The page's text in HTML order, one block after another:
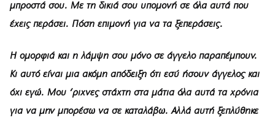
μπροστά σου. Με τη δικιά σου υπομονή σε όλα αυτά που
έχεις περάσει. Πόση επιμονή για να τα ξεπεράσεις.
Η ομορφιά και η λάμψη σου μόνο σε άγγελο παραπέμπουν.
Κι αυτό είναι μια ακόμη απόδειξη ότι εσύ ήσουν άγγελος και
όχι εγώ. Μου ‘ριχνες στάχτη στα μάτια όλα αυτά τα χρόνια
για να μην μπορέσω να σε καταλάβω. Αλλά αυτή ξεπλύθηκε